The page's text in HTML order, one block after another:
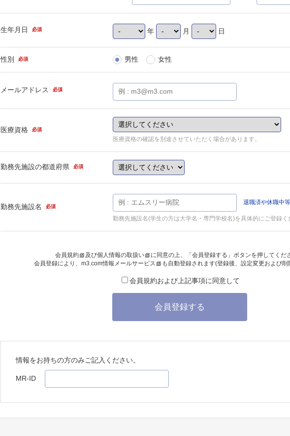
生年月日 必須 年 月 日
性別 必須 男性 女性
メールアドレス 必須
医療資格 必須
医療資格の確認を別途させていただく場合があります。
勤務先施設の都道府県 必須
勤務先施設名 必須
退職済や休職中
勤務先施設名(学生の方は大学名・専門学校名)を具体的にご登録く
会員規約 及び個人情報の取扱い
に同意の上、「会員登録する」ボタンを押してくだ
会員登録により、 m3.com情報メールサービス も自動登録されます(登録後、設定変更および
会員規約および上記事項に同意して
会員登録する
情報をお持ちの方のみご記入ください。
MR-ID